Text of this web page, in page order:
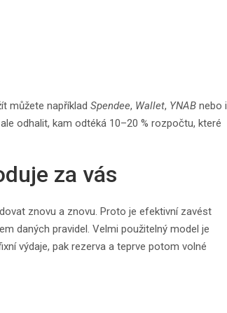
můžete například Spendee, Wallet, YNAB nebo i
odhalit, kam odtéká 10–20 % rozpočtu, které
za vás
znovu a znovu. Proto je efektivní zavést
daných pravidel. Velmi použitelný model je
výdaje, pak rezerva a teprve potom volné